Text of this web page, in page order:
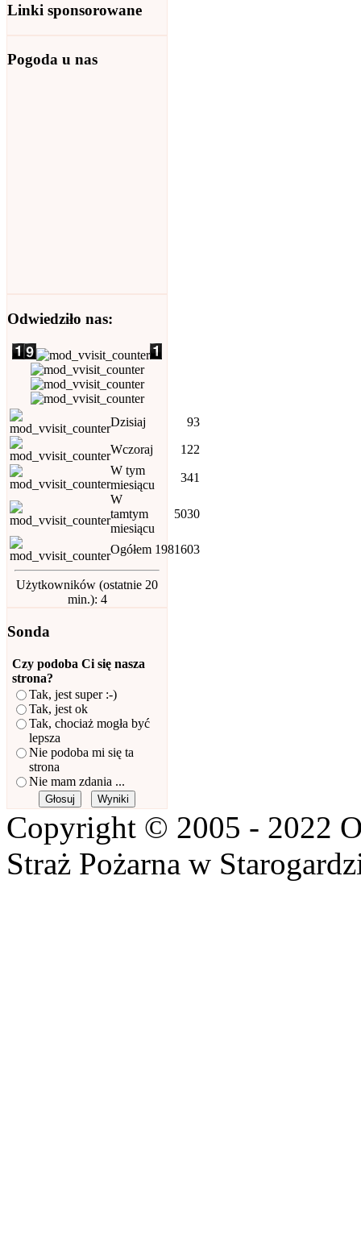
Linki sponsorowane
Pogoda u nas
Odwiedziło nas:
Dzisiaj
93
Wczoraj
122
W tym
miesiącu
341
W
tamtym
miesiącu
5030
Ogółem 1981603
Użytkowników (ostatnie 20
min.): 4
Sonda
Czy podoba Ci się nasza
strona?
Tak, jest super :-)
Tak, jest ok
Tak, chociaż mogła być
lepsza
Nie podoba mi się ta
strona
Nie mam zdania ...
Copyright © 2005 - 2022
Straż Pożarna w